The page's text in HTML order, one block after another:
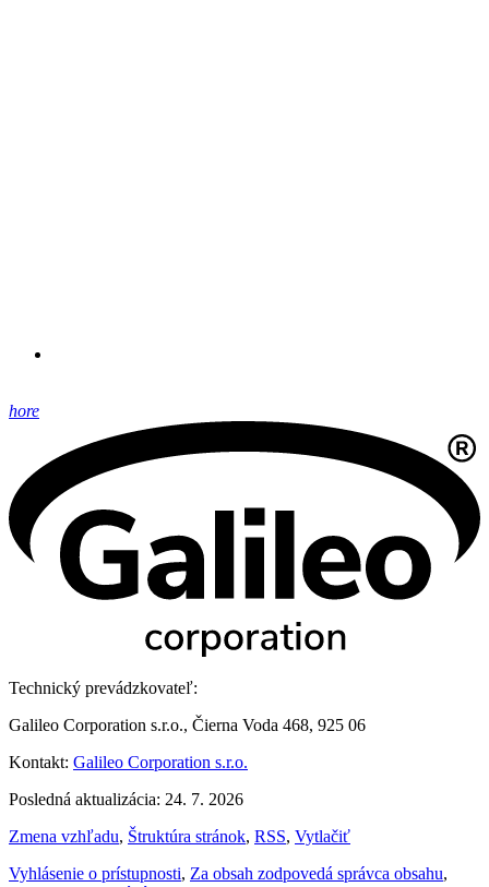
hore
Technický prevádzkovateľ:
Galileo Corporation s.r.o., Čierna Voda 468, 925 06
Kontakt: Galileo Corporation s.r.o.
Posledná aktualizácia: 24. 7. 2026
Zmena vzhľadu, Štruktúra stránok, RSS, Vytlačiť
Vyhlásenie o prístupnosti, Za obsah zodpovedá správca obsahu,